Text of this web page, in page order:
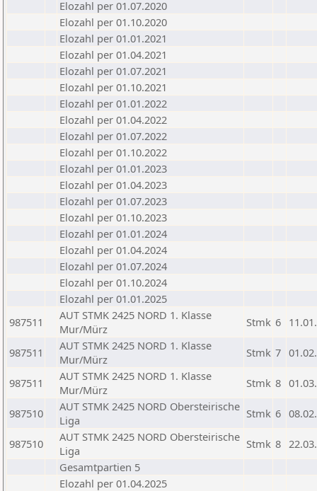
Elozahl per 01.07.2020
Elozahl per 01.10.2020
Elozahl per 01.01.2021
Elozahl per 01.04.2021
Elozahl per 01.07.2021
Elozahl per 01.10.2021
Elozahl per 01.01.2022
Elozahl per 01.04.2022
Elozahl per 01.07.2022
Elozahl per 01.10.2022
Elozahl per 01.01.2023
Elozahl per 01.04.2023
Elozahl per 01.07.2023
Elozahl per 01.10.2023
Elozahl per 01.01.2024
Elozahl per 01.04.2024
Elozahl per 01.07.2024
Elozahl per 01.10.2024
Elozahl per 01.01.2025
987511
AUT STMK 2425 NORD 1. Klasse
Mur/Mürz
Stmk 6
987511
AUT STMK 2425 NORD 1. Klasse
Mur/Mürz
Stmk 7
987511
AUT STMK 2425 NORD 1. Klasse
Mur/Mürz
Stmk 8
987510
AUT STMK 2425 NORD Obersteirische
Liga
Stmk 6
987510
AUT STMK 2425 NORD Obersteirische
Liga
Stmk 8
Gesamtpartien 5
Elozahl per 01.04.2025